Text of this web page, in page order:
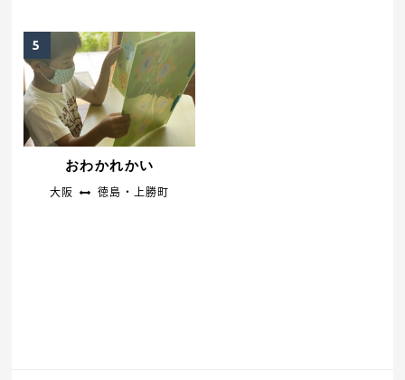
おわかれかい
大阪
徳島・上勝町